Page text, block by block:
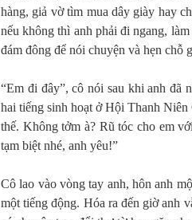
hàng, giả vờ tìm mua dây giày hay
nếu không thì anh phải đi ngang,
đám đông để nói chuyện và hẹn chỗ
“Em đi đây”, cô nói sau khi anh đã
hai tiếng sinh hoạt ở Hội Thanh
thế. Không tởm à? Rũ tóc cho em
tạm biệt nhé, anh yêu!”
Cô lao vào vòng tay anh, hôn anh
một tiếng động. Hóa ra đến giờ anh